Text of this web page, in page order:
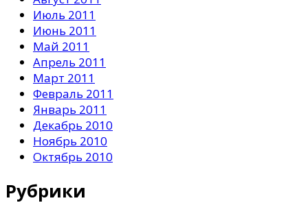
Июль 2011
Июнь 2011
Май 2011
Апрель 2011
Март 2011
Февраль 2011
Январь 2011
Декабрь 2010
Ноябрь 2010
Октябрь 2010
Рубрики